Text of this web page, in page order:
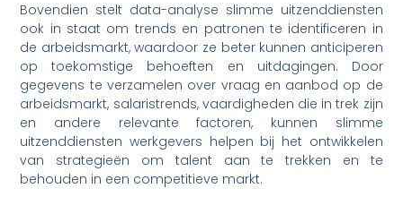
Bovendien stelt data-analyse slimme uitzenddiensten
ook in staat om trends en patronen te identificeren in
de arbeidsmarkt, waardoor ze beter kunnen anticiperen
op toekomstige behoeften en uitdagingen. Door
gegevens te verzamelen over vraag en aanbod op de
arbeidsmarkt, salaristrends, vaardigheden die in trek zijn
en andere relevante factoren, kunnen slimme
uitzenddiensten werkgevers helpen bij het ontwikkelen
van strategieën om talent aan te trekken en te
behouden in een competitieve markt.